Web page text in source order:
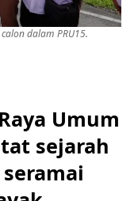
dalam PRU15.
Umum
sejarah